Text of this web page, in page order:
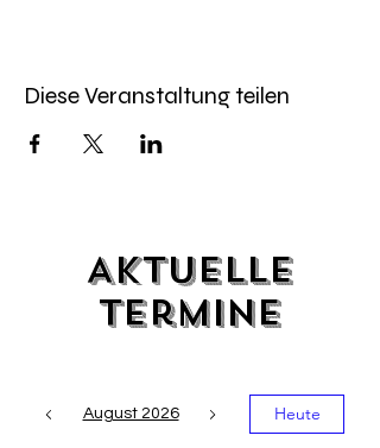
Diese Veranstaltung teilen
Aktuelle
Termine
August 2026 Heute